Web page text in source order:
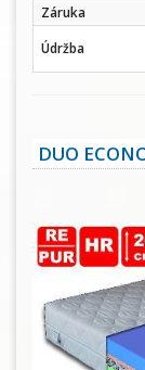
Záruka
Údržba
DUO